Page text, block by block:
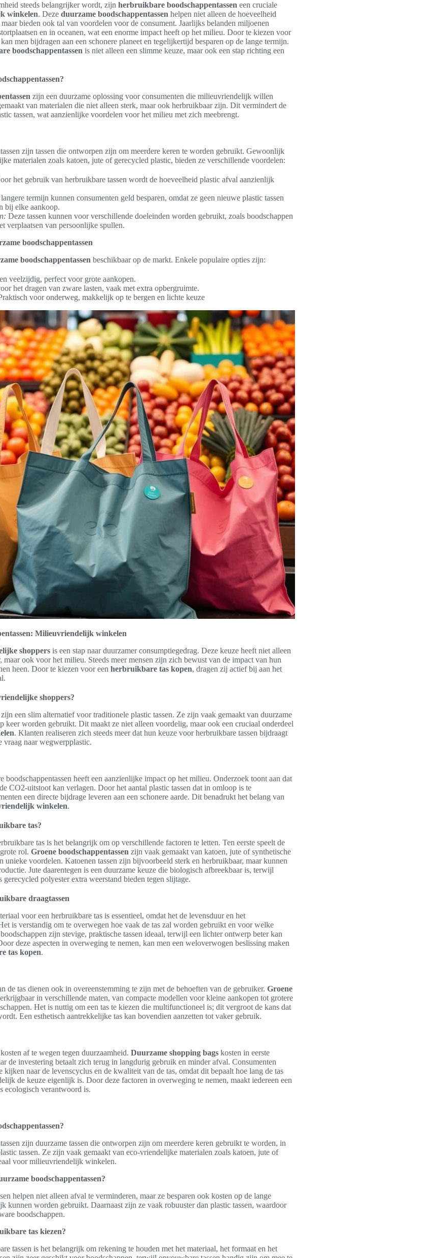
steeds belangrijker wordt, zijn herbruikbare boodschappentassen een cruciale
winkelen. Deze duurzame boodschappentassen helpen niet alleen de hoeveelheid
bieden ook tal van voordelen voor de consument. Jaarlijks belanden miljoenen
en in oceanen, wat een enorme impact heeft op het milieu. Door te kiezen voor
kan men bijdragen aan een schonere planeet en tegelijkertijd besparen op de lange termijn.
boodschappentassen is niet alleen een slimme keuze, maar ook een stap richting een
zijn een duurzame oplossing voor consumenten die milieuvriendelijk willen
van materialen die niet alleen sterk, maar ook herbruikbaar zijn. Dit vermindert de
tassen, wat aanzienlijke voordelen voor het milieu met zich meebrengt.
zijn tassen die ontworpen zijn om meerdere keren te worden gebruikt. Gewoonlijk
materialen zoals katoen, jute of gerecycled plastic, bieden ze verschillende voordelen:
het gebruik van herbruikbare tassen wordt de hoeveelheid plastic afval aanzienlijk
termijn kunnen consumenten geld besparen, omdat ze geen nieuwe plastic tassen
bij elke aankoop.
Deze tassen kunnen voor verschillende doeleinden worden gebruikt, zoals boodschappen
verplaatsen van persoonlijke spullen.
boodschappentassen
boodschappentassen beschikbaar op de markt. Enkele populaire opties zijn:
veelzijdig, perfect voor grote aankopen.
het dragen van zware lasten, vaak met extra opbergruimte.
voor onderweg, makkelijk op te bergen en lichte keuze
Milieuvriendelijk winkelen
shoppers is een stap naar duurzamer consumptiegedrag. Deze keuze heeft niet alleen
ook voor het milieu. Steeds meer mensen zijn zich bewust van de impact van hun
heen. Door te kiezen voor een herbruikbare tas kopen, dragen zij actief bij aan het
shoppers?
zijn een slim alternatief voor traditionele plastic tassen. Ze zijn vaak gemaakt van duurzame
keer worden gebruikt. Dit maakt ze niet alleen voordelig, maar ook een cruciaal onderdeel
. Klanten realiseren zich steeds meer dat hun keuze voor herbruikbare tassen bijdraagt
vraag naar wegwerpplastic.
boodschappentassen heeft een aanzienlijke impact op het milieu. Onderzoek toont aan dat
CO2-uitstoot kan verlagen. Door het aantal plastic tassen dat in omloop is te
een directe bijdrage leveren aan een schonere aarde. Dit benadrukt het belang van
winkelen.
tas?
tas is het belangrijk om op verschillende factoren te letten. Ten eerste speelt de
rol. Groene boodschappentassen zijn vaak gemaakt van katoen, jute of synthetische
unieke voordelen. Katoenen tassen zijn bijvoorbeeld sterk en herbruikbaar, maar kunnen
Jute daarentegen is een duurzame keuze die biologisch afbreekbaar is, terwijl
gerecycled polyester extra weerstand bieden tegen slijtage.
draagtassen
voor een herbruikbare tas is essentieel, omdat het de levensduur en het
is verstandig om te overwegen hoe vaak de tas zal worden gebruikt en voor welke
zijn stevige, praktische tassen ideaal, terwijl een lichter ontwerp beter kan
deze aspecten in overweging te nemen, kan men een weloverwogen beslissing maken
tas kopen.
de tas dienen ook in overeenstemming te zijn met de behoeften van de gebruiker. Groene
in verschillende maten, van compacte modellen voor kleine aankopen tot grotere
Het is nuttig om een tas te kiezen die multifunctioneel is; dit vergroot de kans dat
Een esthetisch aantrekkelijke tas kan bovendien aanzetten tot vaker gebruik.
af te wegen tegen duurzaamheid. Duurzame shopping bags kosten in eerste
de investering betaalt zich terug in langdurig gebruik en minder afval. Consumenten
kijken naar de levenscyclus en de kwaliteit van de tas, omdat dit bepaalt hoe lang de tas
de keuze eigenlijk is. Door deze factoren in overweging te nemen, maakt iedereen een
ecologisch verantwoord is.
zijn duurzame tassen die ontworpen zijn om meerdere keren gebruikt te worden, in
tassen. Ze zijn vaak gemaakt van eco-vriendelijke materialen zoals katoen, jute of
voor milieuvriendelijk winkelen.
boodschappentassen?
helpen niet alleen afval te verminderen, maar ze besparen ook kosten op de lange
kunnen worden gebruikt. Daarnaast zijn ze vaak robuuster dan plastic tassen, waardoor
boodschappen.
tas kiezen?
tassen is het belangrijk om rekening te houden met het materiaal, het formaat en het